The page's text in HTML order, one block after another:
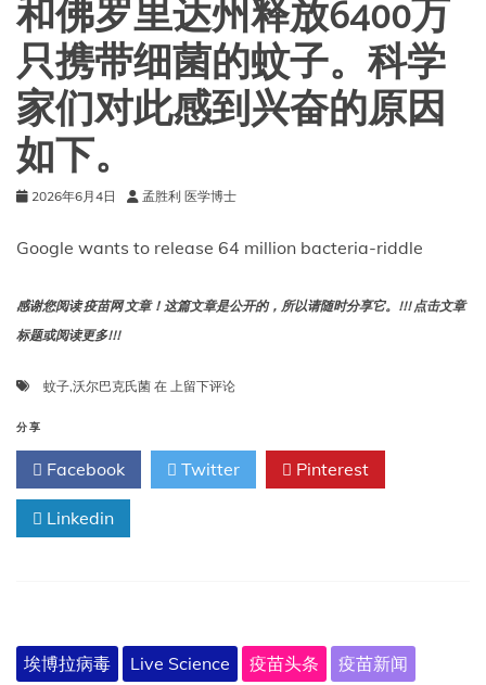
苗
正
在
加
紧
研
它
时
够
准
绪？
和佛罗里达州释放6400万
只携带细菌的蚊子。科学
家们对此感到兴奋的原因
如下。
2026年6月4日 孟胜利 医学博士
Google wants to release 64 million bacteria-riddle
感谢您阅读 疫苗网 文章！这篇文章是公开的，所以请随时分享它。!!! 点击文章
标题或阅读更多!!!
蚊子,沃尔巴克氏菌 在 谷
划
在
加
佛
罗
上留下评论
分享
Facebook Twitter Pinterest
Linkedin
埃博拉病毒 Live Science 疫苗头条 疫苗新闻